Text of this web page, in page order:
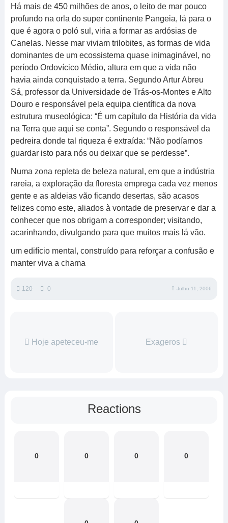
Há mais de 450 milhões de anos, o leito de mar pouco
profundo na orla do super continente Pangeia, lá para o
que é agora o poló sul, viria a formar as ardósias de
Canelas. Nesse mar viviam trilobites, as formas de vida
dominantes de um ecossistema quase inimaginável, no
período Ordovícico Médio, altura em que a vida não
havia ainda conquistado a terra. Segundo Artur Abreu
Sá, professor da Universidade de Trás-os-Montes e Alto
Douro e responsável pela equipa científica da nova
estrutura museológica: “É um capítulo da História da vida
na Terra que aqui se conta”. Segundo o responsável da
pedreira donde tal riqueza é extraída: “Não podíamos
guardar isto para nós ou deixar que se perdesse”.
Numa zona repleta de beleza natural, em que a indústria
rareia, a exploração da floresta emprega cada vez menos
gente e as aldeias vão ficando desertas, são acasos
felizes como este, aliados à vontade de preservar e dar a
conhecer que nos obrigam a corresponder; visitando,
acarinhando, divulgando para que muitos mais lá vão.
um edifício mental, construído para reforçar a confusão e
manter viva a chama
120 0 Julho 11, 2006
Hoje apeteceu-me Exageros
Reactions
0 0 0 0